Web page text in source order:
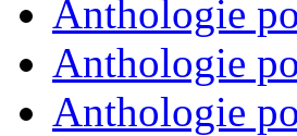
Anthologie
Anthologie
Anthologie